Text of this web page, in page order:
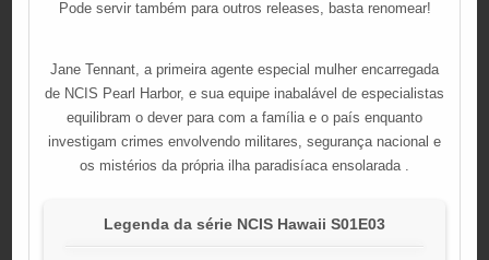
Pode servir também para outros releases, basta renomear!
Jane Tennant, a primeira agente especial mulher encarregada
de NCIS Pearl Harbor, e sua equipe inabalável de especialistas
equilibram o dever para com a família e o país enquanto
investigam crimes envolvendo militares, segurança nacional e
os mistérios da própria ilha paradisíaca ensolarada .
Legenda da série NCIS Hawaii S01E03